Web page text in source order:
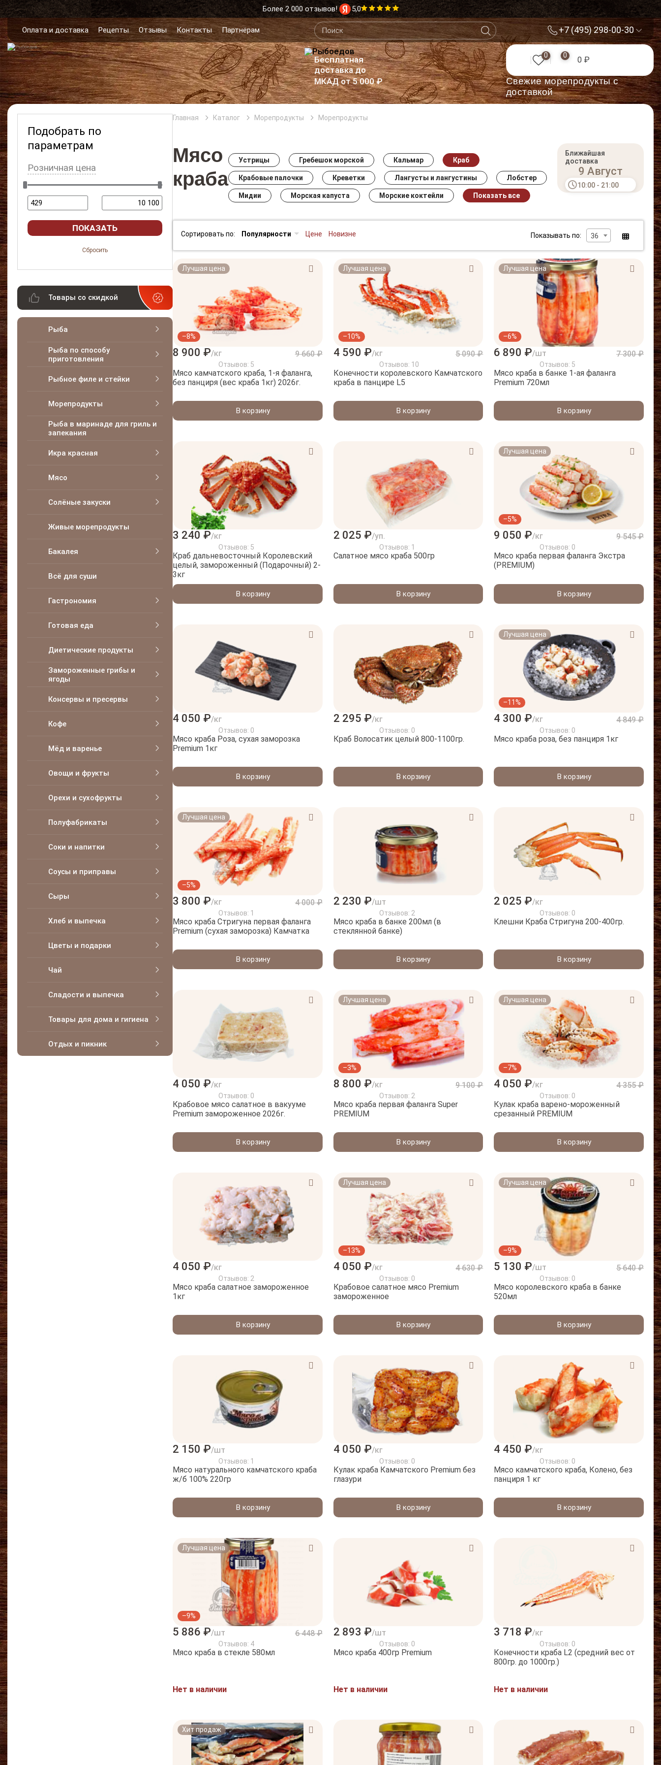
Более 2 000 отзывов! 5,0
Оплата и доставка Рецепты Отзывы Контакты Партнёрам +7 (495) 298-00-30
Бесплатная
доставка до
МКАД от 5 000 ₽
0 0 0 ₽
Cвежие морепродукты с
доставкой
Подобрать по
параметрам
Розничная цена
Товары со скидкой
Рыба
Рыба по способу
приготовления
Рыбное филе и стейки
Морепродукты
Рыба в маринаде для гриль и
запекания
Икра красная
Мясо
Солёные закуски
Живые морепродукты
Бакалея
Всё для суши
Гастрономия
Готовая еда
Диетические продукты
Замороженные грибы и
ягоды
Консервы и пресервы
Кофе
Мёд и варенье
Овощи и фрукты
Орехи и сухофрукты
Полуфабрикаты
Соки и напитки
Соусы и приправы
Сыры
Хлеб и выпечка
Цветы и подарки
Чай
Сладости и выпечка
Товары для дома и гигиена
Отдых и пикник
Главная Каталог Морепродукты Морепродукты
Мясо
краба
Устрицы Гребешок морской Кальмар Краб
Крабовые палочки Креветки Лангусты и лангустины Лобстер
Мидии Морская капуста Морские коктейли Показать все
Ближайшая
доставка
9 Август
10:00 - 21:00
Сортировать по: Популярности Цене Новизне Показывать по: 36
Лучшая цена
–8%
8 900 ₽/кг 9 660 ₽
Отзывов: 5
Мясо камчатского краба, 1-я фаланга,
без панциря (вес краба 1кг) 2026г.
В корзину
Лучшая цена
–10%
4 590 ₽/кг 5 090 ₽
Отзывов: 10
Конечности королевского Камчатского
краба в панцире L5
В корзину
Лучшая цена
–6%
6 890 ₽/шт 7 300 ₽
Отзывов: 5
Мясо краба в банке 1-ая фаланга
Premium 720мл
В корзину
3 240 ₽/кг
Отзывов: 5
Краб дальневосточный Королевский
целый, замороженный (Подарочный) 2-
3кг
В корзину
2 025 ₽/уп.
Отзывов: 1
Салатное мясо краба 500гр
В корзину
Лучшая цена
–5%
9 050 ₽/кг 9 545 ₽
Отзывов: 0
Мясо краба первая фаланга Экстра
(PREMIUM)
В корзину
4 050 ₽/кг
Отзывов: 0
Мясо краба Роза, сухая заморозка
Premium 1кг
В корзину
2 295 ₽/кг
Отзывов: 0
Краб Волосатик целый 800-1100гр.
В корзину
Лучшая цена
–11%
4 300 ₽/кг 4 849 ₽
Отзывов: 0
Мясо краба роза, без панциря 1кг
В корзину
Лучшая цена
–5%
3 800 ₽/кг 4 000 ₽
Отзывов: 1
Мясо краба Стригуна первая фаланга
Premium (сухая заморозка) Камчатка
В корзину
2 230 ₽/шт
Отзывов: 2
Мясо краба в банке 200мл (в
стеклянной банке)
В корзину
2 025 ₽/кг
Отзывов: 0
Клешни Краба Стригуна 200-400гр.
В корзину
4 050 ₽/кг
Отзывов: 0
Крабовое мясо салатное в вакууме
Premium замороженное 2026г.
В корзину
Лучшая цена
–3%
8 800 ₽/кг 9 100 ₽
Отзывов: 2
Мясо краба первая фаланга Super
PREMIUM
В корзину
Лучшая цена
–7%
4 050 ₽/кг 4 355 ₽
Отзывов: 0
Кулак краба варено-мороженный
срезанный PREMIUM
В корзину
4 050 ₽/кг
Отзывов: 2
Мясо краба салатное замороженное
1кг
В корзину
Лучшая цена
–13%
4 050 ₽/кг 4 630 ₽
Отзывов: 0
Крабовое салатное мясо Premium
замороженное
В корзину
Лучшая цена
–9%
5 130 ₽/шт 5 640 ₽
Отзывов: 0
Мясо королевского краба в банке
520мл
В корзину
2 150 ₽/шт
Отзывов: 1
Мясо натурального камчатского краба
ж/б 100% 220гр
В корзину
4 050 ₽/кг
Отзывов: 0
Кулак краба Камчатского Premium без
глазури
В корзину
4 450 ₽/кг
Отзывов: 0
Мясо камчатского краба, Колено, без
панциря 1 кг
В корзину
Лучшая цена
–9%
5 886 ₽/шт 6 448 ₽
Отзывов: 4
Мясо краба в стекле 580мл
Нет в наличии
2 893 ₽/шт
Отзывов: 0
Мясо краба 400гр Premium
Нет в наличии
3 718 ₽/кг
Отзывов: 0
Конечности краба L2 (средний вес от
800гр. до 1000гр.)
Нет в наличии
Хит продаж